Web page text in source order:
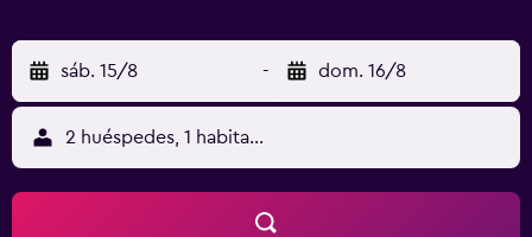
Catedral de San Vito está a 47 km del alojamiento, y
Puente de Carlos está a 48 km. El aeropuerto (Aeropuerto
de Praga Vaclav Havel) está a 57 km.
sáb. 15/8 - dom. 16/8
2 huéspedes, 1 habitación